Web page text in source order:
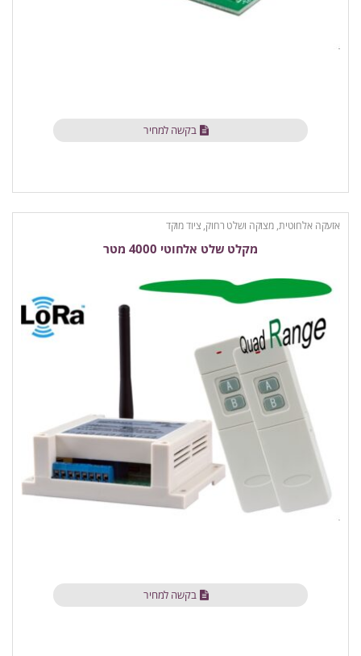
בקשה למחיר
אזעקה אלחוטית, מצוקה ושלט רחוק, ציוד מוקד
מקלט שלט אלחוטי 4000 מטר
בקשה למחיר